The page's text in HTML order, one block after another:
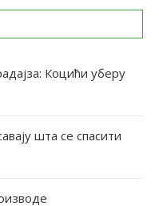
Коцићи уберу
шта се спасити